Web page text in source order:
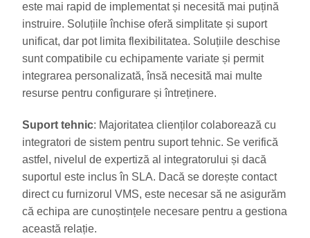
este mai rapid de implementat și necesită mai puțină
instruire. Soluțiile închise oferă simplitate și suport
unificat, dar pot limita flexibilitatea. Soluțiile deschise
sunt compatibile cu echipamente variate și permit
integrarea personalizată, însă necesită mai multe
resurse pentru configurare și întreținere.
Suport tehnic: Majoritatea clienților colaborează cu
integratori de sistem pentru suport tehnic. Se verifică
astfel, nivelul de expertiză al integratorului și dacă
suportul este inclus în SLA. Dacă se dorește contact
direct cu furnizorul VMS, este necesar să ne asigurăm
că echipa are cunoștințele necesare pentru a gestiona
această relație.